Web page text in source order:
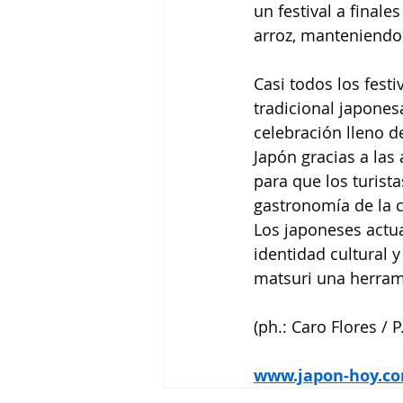
un festival a
arroz,
Casi todos los
tradicional
celebración lleno
Japón gracias a
para que los
gastronomía de la
Los japoneses
identidad cultural
matsuri una
(ph.: Caro Flores /
www.japon-